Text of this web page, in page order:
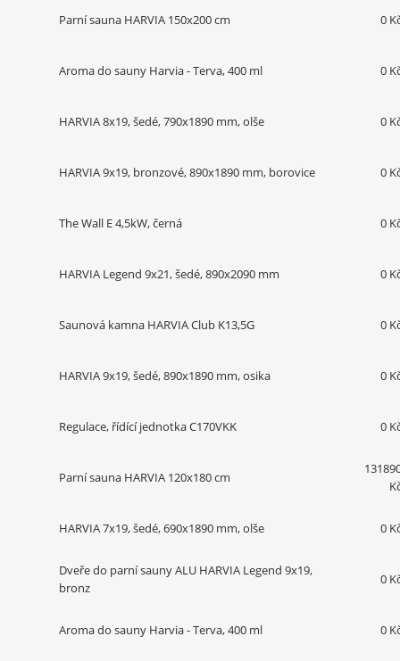
Parní sauna HARVIA 150x200 cm 0
Aroma do sauny Harvia - Terva, 400 ml 0
HARVIA 8x19, šedé, 790x1890 mm, olše 0
HARVIA 9x19, bronzové, 890x1890 mm, borovice 0
The Wall E 4,5kW, černá 0
HARVIA Legend 9x21, šedé, 890x2090 mm 0
Saunová kamna HARVIA Club K13,5G 0
HARVIA 9x19, šedé, 890x1890 mm, osika 0
Regulace, řídící jednotka C170VKK 0
Parní sauna HARVIA 120x180 cm
HARVIA 7x19, šedé, 690x1890 mm, olše 0
Dveře do parní sauny ALU HARVIA Legend 9x19,
bronz
0
Aroma do sauny Harvia - Terva, 400 ml 0